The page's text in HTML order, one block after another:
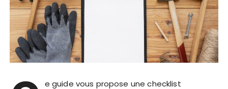
e guide vous propose une checklist